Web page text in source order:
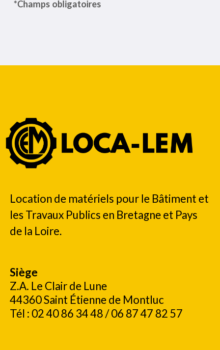
Location de matériels pour le Bâtiment et
les Travaux Publics en Bretagne et Pays
de la Loire.
Siège
Z.A. Le Clair de Lune
44360 Saint Étienne de Montluc
Tél : 02 40 86 34 48 / 06 87 47 82 57